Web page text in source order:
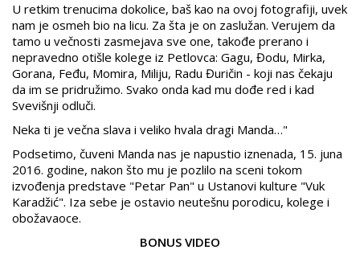
U retkim trenucima dokolice, baš kao na ovoj fotografiji, uvek
nam je osmeh bio na licu. Za šta je on zaslužan. Verujem da
tamo u večnosti zasmejava sve one, takođe prerano i
nepravedno otišle kolege iz Petlovca: Gagu, Đodu, Mirka,
Gorana, Feđu, Momira, Miliju, Radu Đuričin - koji nas čekaju
da im se pridružimo. Svako onda kad mu dođe red i kad
Svevišnji odluči.
Neka ti je večna slava i veliko hvala dragi Manda…"
Podsetimo, čuveni Manda nas je napustio iznenada, 15. juna
2016. godine, nakon što mu je pozlilo na sceni tokom
izvođenja predstave "Petar Pan" u Ustanovi kulture "Vuk
Karadžić". Iza sebe je ostavio neutešnu porodicu, kolege i
obožavaoce.
BONUS VIDEO